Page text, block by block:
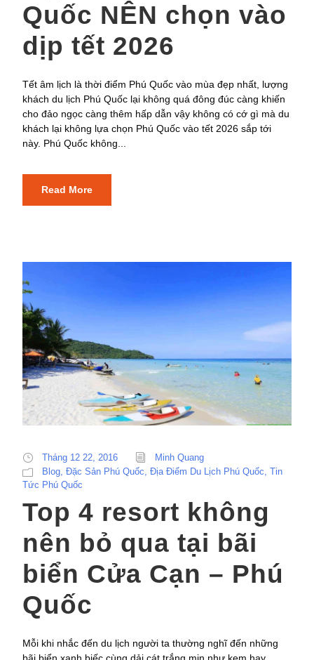
Quốc NÊN chọn vào
dịp tết 2026
Tết âm lịch là thời điểm Phú Quốc vào mùa đẹp nhất, lượng
khách du lịch Phú Quốc lại không quá đông đúc càng khiến
cho đảo ngọc càng thêm hấp dẫn vậy không có cớ gì mà du
khách lại không lựa chọn Phú Quốc vào tết 2026 sắp tới
này. Phú Quốc không...
Read More
Tháng 12 22, 2016
Minh Quang
Blog Đặc Sản Phú Quốc Địa Điểm Du Lịch Phú Quốc Tin
Tức Phú Quốc
Top 4 resort không
nên bỏ qua tại bãi
biển Cửa Cạn – Phú
Quốc
Mỗi khi nhắc đến du lịch người ta thường nghĩ đến những